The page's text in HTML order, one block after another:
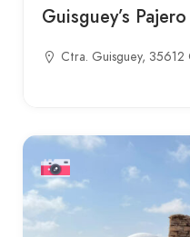
Guisguey’s Pajero
Ctra. Guisguey, 35612